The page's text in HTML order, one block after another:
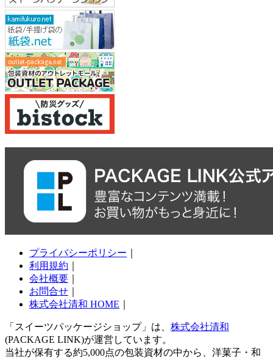
プライバシーポリシー
利用規約
会社概要
お問合せ
株式会社清和 HOME
「スイーツパッケージショップ」は、 株式会社清和
(PACKAGE LINK)が運営しています。
当社が保有する約5,000点の包装資材の中から、洋菓子・和